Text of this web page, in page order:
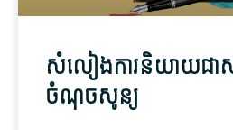
សំលៀង​ការ​និយាយ​ជា​
ចំណុចសូន្យ